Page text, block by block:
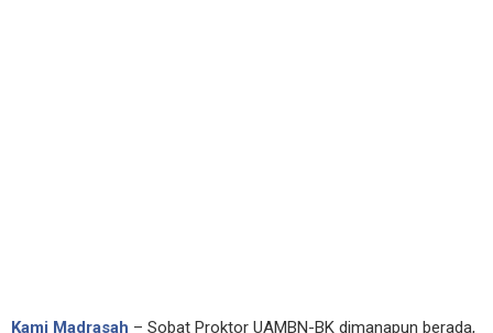
Kami Madrasah – Sobat Proktor UAMBN-BK dimanapun berada,